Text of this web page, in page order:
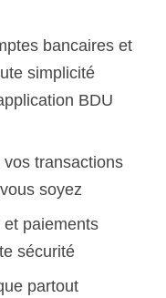
bancaires et
simplicité
BDU
transactions
soyez
paiements
sécurité
partout